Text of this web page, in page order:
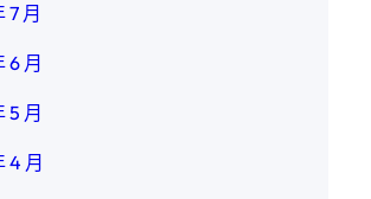
7 月
6 月
5 月
4 月